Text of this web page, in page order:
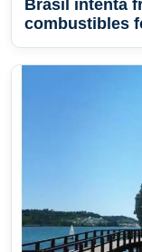
Brasil intenta
combustibles